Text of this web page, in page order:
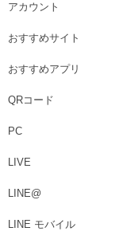
アカウント
おすすめサイト
おすすめアプリ
QRコード
PC
LIVE
LINE@
LINE モバイル